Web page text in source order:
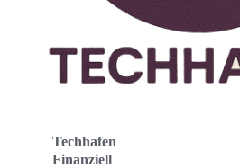
Techhafen
Finanziell